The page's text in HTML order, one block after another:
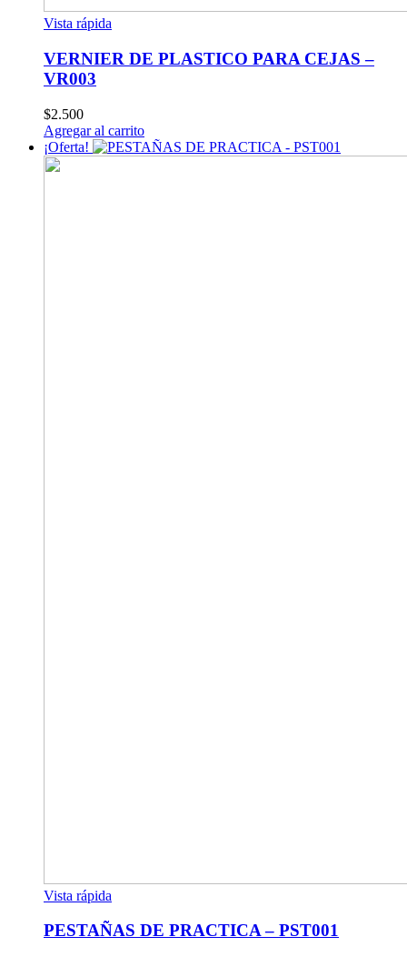
Vista rápida
VERNIER DE PLASTICO PARA CEJAS –
VR003
$2.500
Agregar al carrito
¡Oferta!
Vista rápida
PESTAÑAS DE PRACTICA – PST001